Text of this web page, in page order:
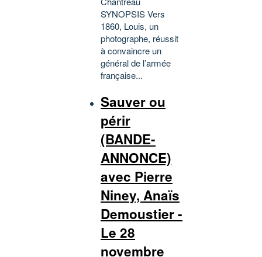
SYNOPSIS Vers
1860, Louis, un
photographe, réussit
à convaincre un
général de l’armée
française...
Sauver ou
périr
(BANDE-
ANNONCE)
avec Pierre
Niney, Anaïs
Demoustier -
Le 28
novembre